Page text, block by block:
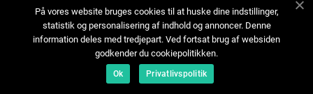
Cookies
Contact
Sitemap
På vores website bruges cookies til at huske dine indstillinger,
statistik og personalisering af indhold og annoncer. Denne
information deles med tredjepart. Ved fortsat brug af websiden
godkender du cookiepolitikken.
Ok Privatlivspolitik